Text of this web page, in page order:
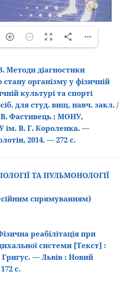
Методи діагностики
організму у фізичній
культурі та спорті
для студ. вищ. навч. закл. /
Фастивець ; МОНУ,
ім. В. Г. Короленка. —
2014. — 272 с.
ТА ПУЛЬМОНОЛОГІЇ
спрямуванням)
реабілітація при
системи [Текст] :
Григус. — Львів : Новий
с.